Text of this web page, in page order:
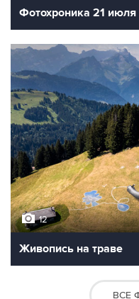
Фотохроника 21 июля
12
Живопись на траве
ВСЕ